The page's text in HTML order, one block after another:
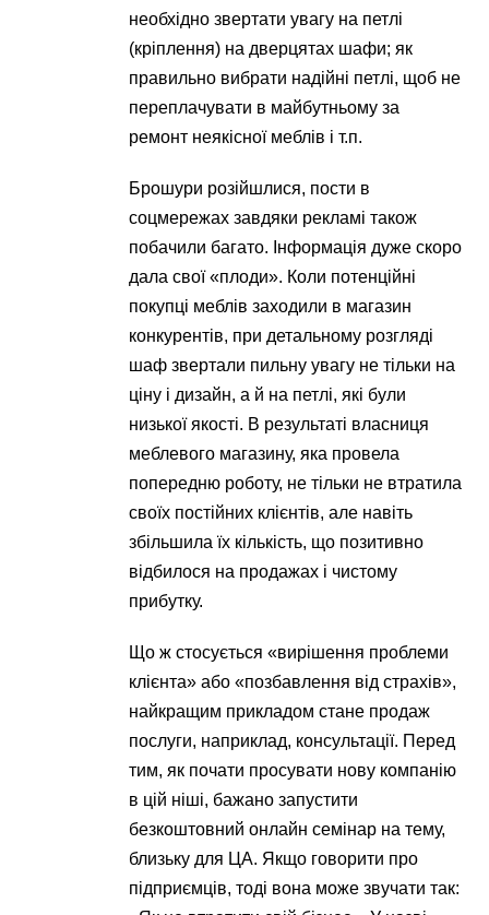
необхідно звертати увагу на петлі
(кріплення) на дверцятах шафи; як
правильно вибрати надійні петлі, щоб не
переплачувати в майбутньому за
ремонт неякісної меблів і т.п.
Брошури розійшлися, пости в
соцмережах завдяки рекламі також
побачили багато. Інформація дуже скоро
дала свої «плоди». Коли потенційні
покупці меблів заходили в магазин
конкурентів, при детальному розгляді
шаф звертали пильну увагу не тільки на
ціну і дизайн, а й на петлі, які були
низької якості. В результаті власниця
меблевого магазину, яка провела
попередню роботу, не тільки не втратила
своїх постійних клієнтів, але навіть
збільшила їх кількість, що позитивно
відбилося на продажах і чистому
прибутку.
Що ж стосується «вирішення проблеми
клієнта» або «позбавлення від страхів»,
найкращим прикладом стане продаж
послуги, наприклад, консультації. Перед
тим, як почати просувати нову компанію
в цій ніші, бажано запустити
безкоштовний онлайн семінар на тему,
близьку для ЦА. Якщо говорити про
підприємців, тоді вона може звучати так: